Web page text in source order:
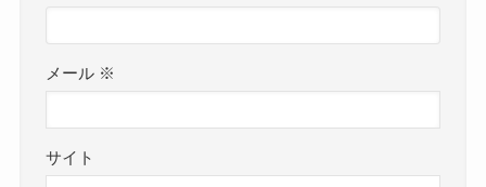
メール ※
サイト